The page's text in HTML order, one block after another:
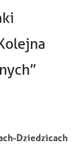
Dziedzicach